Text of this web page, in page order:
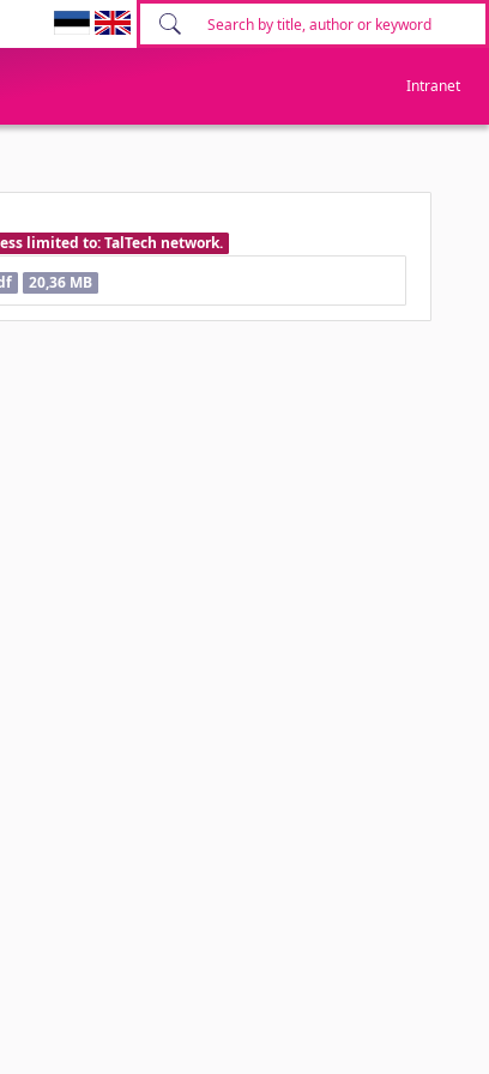
Intranet
limited to: TalTech network.
20,36 MB